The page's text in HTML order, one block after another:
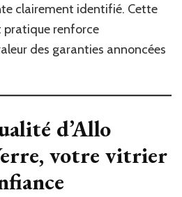
clairement identifié. Cette
pratique renforce
des garanties annoncées
d’Allo
votre vitrier